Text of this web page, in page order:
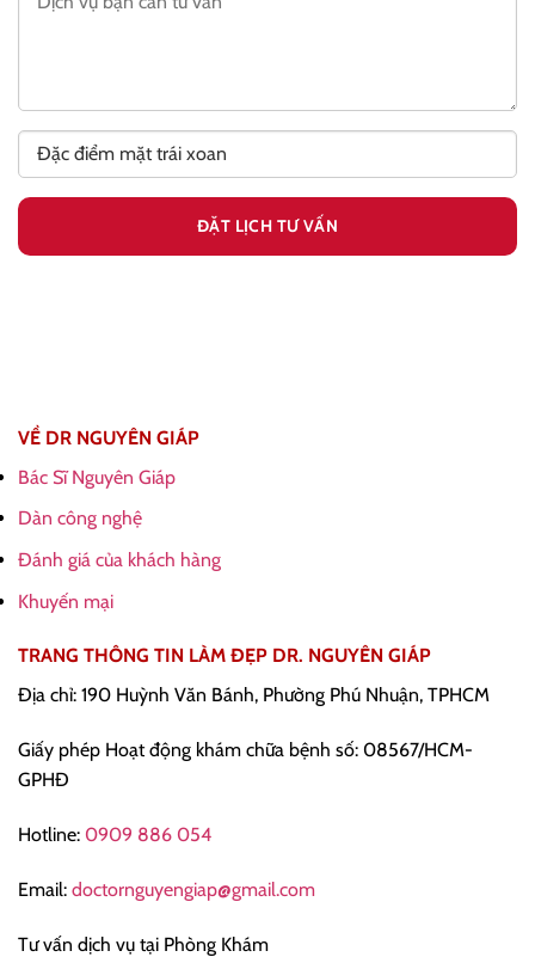
VỀ DR NGUYÊN GIÁP
Bác Sĩ Nguyên Giáp
Dàn công nghệ
Đánh giá của khách hàng
Khuyến mại
TRANG THÔNG TIN LÀM ĐẸP DR. NGUYÊN GIÁP
Địa chỉ: 190 Huỳnh Văn Bánh, Phường Phú Nhuận, TPHCM
Giấy phép Hoạt động khám chữa bệnh số: 08567/HCM-
GPHĐ
Hotline: 0909 886 054
Email: doctornguyengiap@gmail.com
Tư vấn dịch vụ tại Phòng Khám